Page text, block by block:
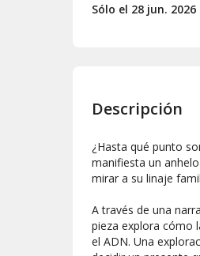
Sólo el 28 jun. 2026
Descripción
¿Hasta qué punto
manifiesta un
mirar a su linaje
A través de una
pieza explora cómo
el ADN. Una